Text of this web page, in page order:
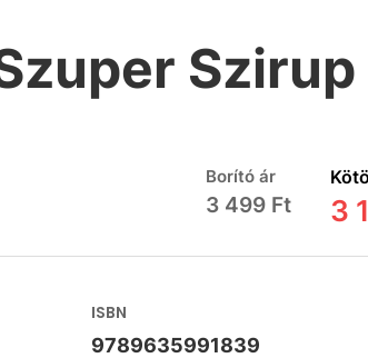
Szirup
Borító ár
3 499 Ft 3
ISBN
9789635991839